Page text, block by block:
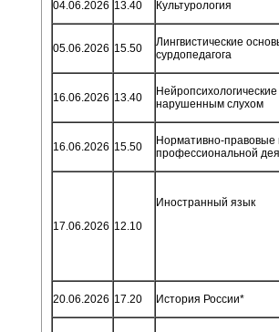
04.06.2026 13.40 Культурология
05.06.2026 15.50
Лингвистические
сурдопедагога
16.06.2026 13.40
нарушенным слухом
16.06.2026 15.50
Нормативно-правовые
профессиональной
17.06.2026 12.10
Иностранный язык
20.06.2026 17.20 История России*